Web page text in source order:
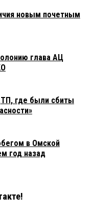
новым почетным
глава АЦ
где были сбиты
в Омской
год назад